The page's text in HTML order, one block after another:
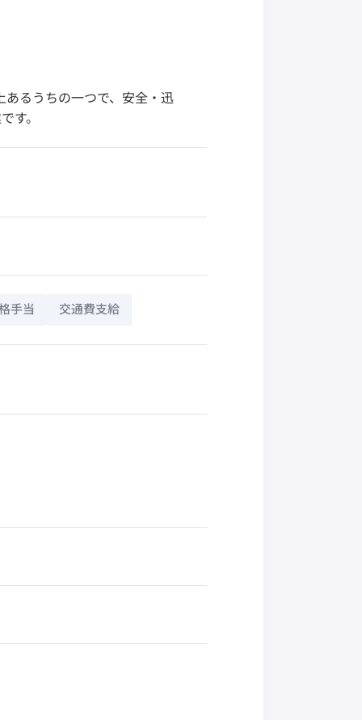
るうちの一つで、安全・迅
す。
手当 交通費支給